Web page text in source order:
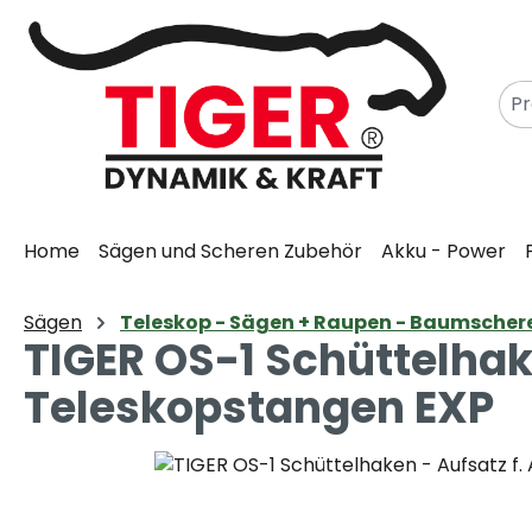
Hauptinhalt springen
Zur Suche springen
Zur Hauptnavigation springen
Home Sägen und Scheren Zubehör Akku - Power
Sägen Teleskop - Sägen + Raupen -
TIGER OS-1
Teleskopstangen EXP
Bildergalerie überspringen